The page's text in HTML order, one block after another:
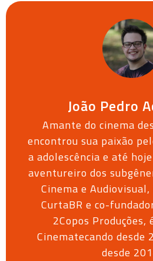
João Pedro
Amante do cinema
encontrou sua paixão
a adolescência e até
aventureiro dos
Cinema e
CurtaBR e co-
2Copos Produções,
Cinematecando desde
desde